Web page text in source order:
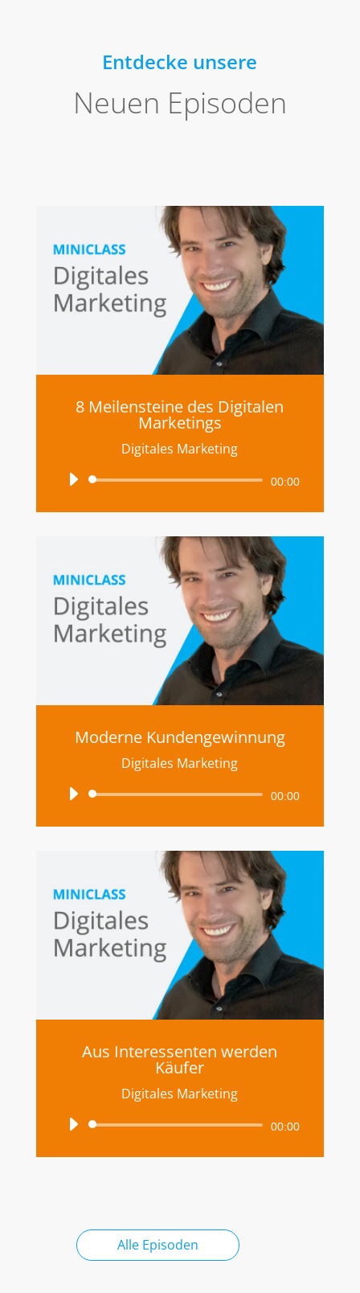
Entdecke unsere
Neuen Episoden
8 Meilensteine des Digitalen
Marketings
Digitales Marketing
Audio-
00:00
Moderne Kundengewinnung
Digitales Marketing
Audio-
00:00
Aus Interessenten werden
Käufer
Digitales Marketing
Audio-
00:00
Alle Episoden